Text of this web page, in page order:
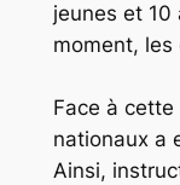
jeunes et
moment, les
Face à
nationaux a
Ainsi,